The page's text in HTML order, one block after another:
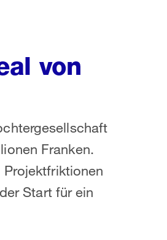
von
Franken.
Start für ein